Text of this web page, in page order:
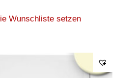
Wunschliste setzen